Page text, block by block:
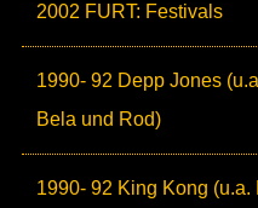
2002 FURT: Festivals
1990- 92 Depp Jones
Bela und Rod)
1990- 92 King Kong (u.a.